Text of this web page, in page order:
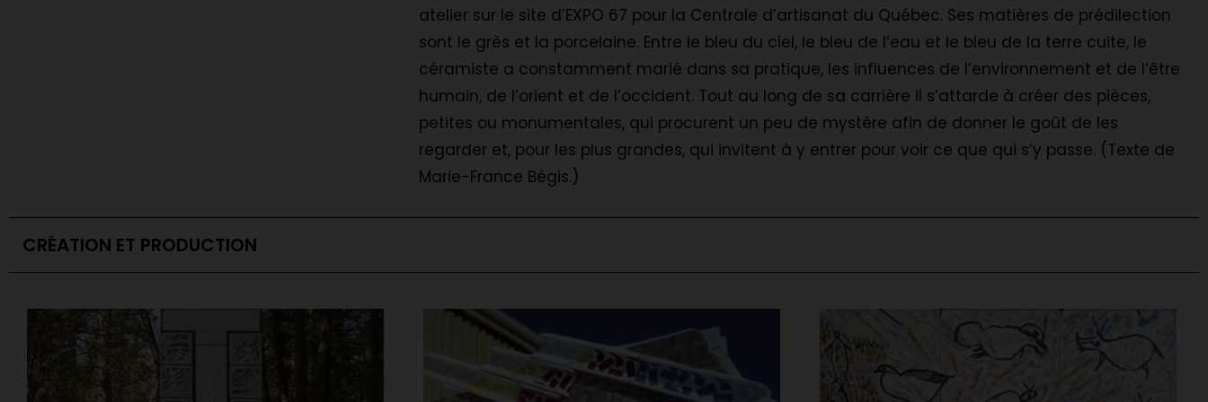
atelier sur le site d’EXPO 67 pour la Centrale d’artisanat du Québec. Ses matières de prédilection
sont le grès et la porcelaine. Entre le bleu du ciel, le bleu de l’eau et le bleu de la terre cuite, le
céramiste a constamment marié dans sa pratique, les influences de l’environnement et de l’être
humain, de l’orient et de l’occident. Tout au long de sa carrière il s’attarde à créer des pièces,
petites ou monumentales, qui procurent un peu de mystère afin de donner le goût de les
regarder et, pour les plus grandes, qui invitent à y entrer pour voir ce que qui s’y passe. (Texte de
Marie-France Bégis.)
CRÉATION ET PRODUCTION